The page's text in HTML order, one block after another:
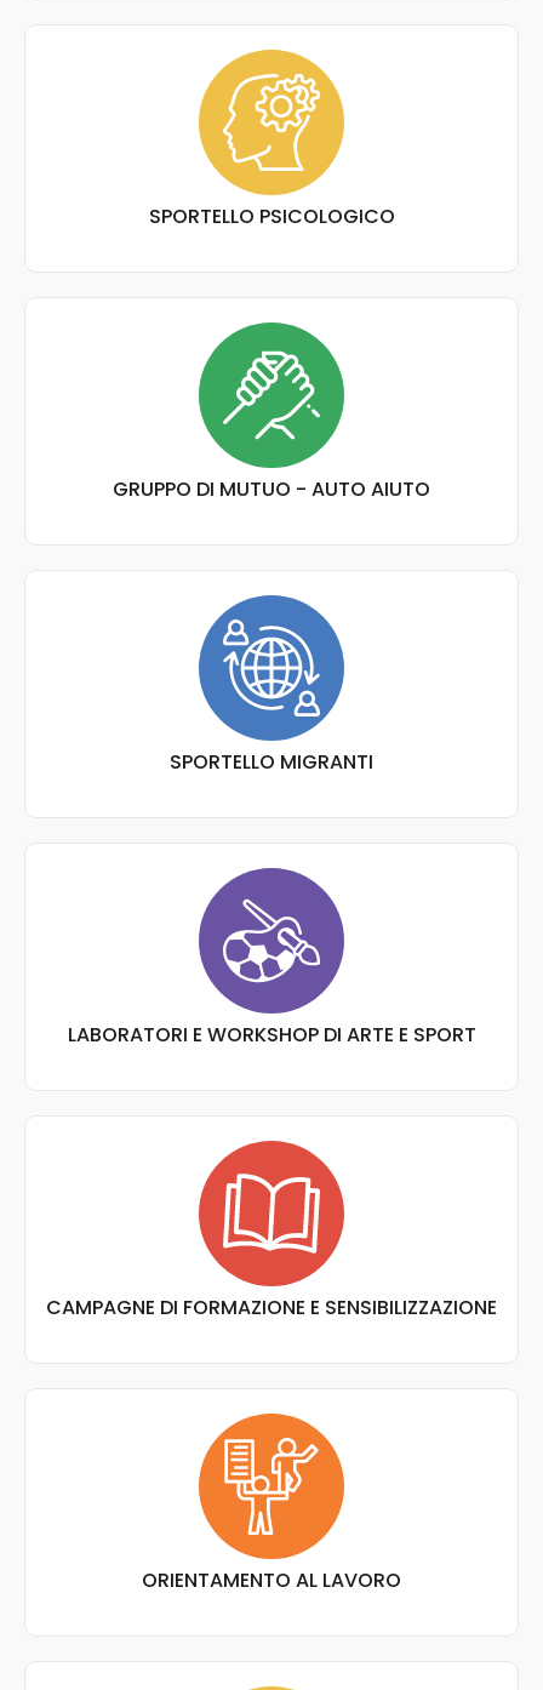
SPORTELLO PSICOLOGICO
GRUPPO DI MUTUO - AUTO AIUTO
SPORTELLO MIGRANTI
LABORATORI E WORKSHOP DI ARTE E SPORT
CAMPAGNE DI FORMAZIONE E SENSIBILIZZAZIONE
ORIENTAMENTO AL LAVORO